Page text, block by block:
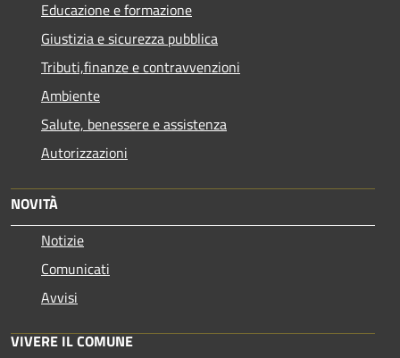
Educazione e formazione
Giustizia e sicurezza pubblica
Tributi,finanze e contravvenzioni
Ambiente
Salute, benessere e assistenza
Autorizzazioni
NOVITÀ
Notizie
Comunicati
Avvisi
VIVERE IL COMUNE